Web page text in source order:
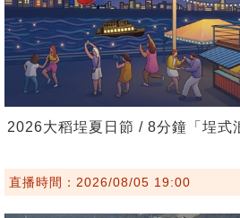
2026大稻埕夏日節 / 8分鐘「埕式
直播時間：2026/08/05 19:00